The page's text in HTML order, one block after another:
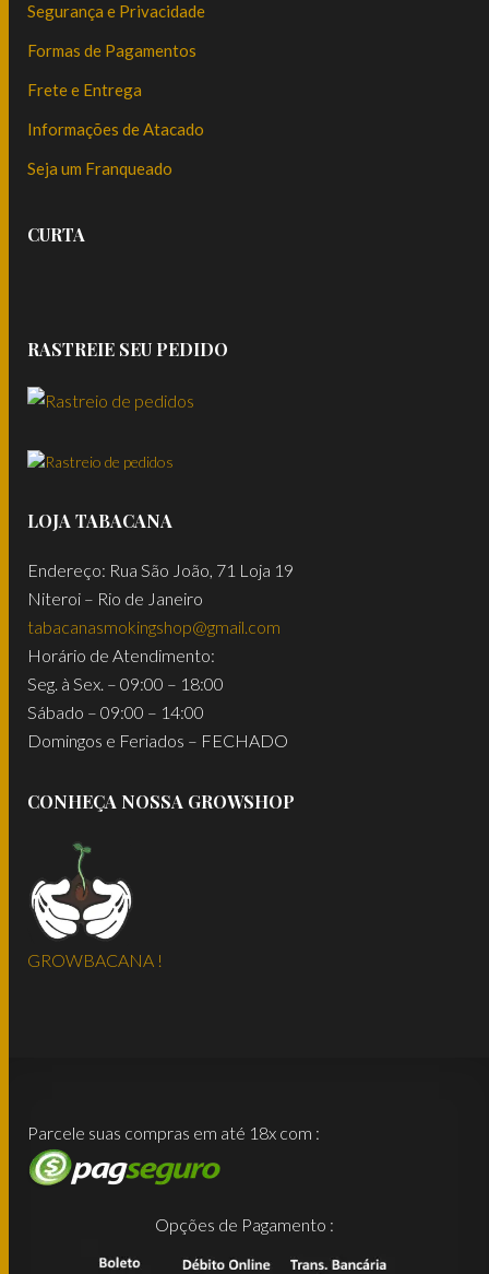
Segurança e Privacidade
Formas de Pagamentos
Frete e Entrega
Informações de Atacado
Seja um Franqueado
CURTA
RASTREIE SEU PEDIDO
LOJA TABACANA
Endereço: Rua São João, 71 Loja 19
Niteroi – Rio de Janeiro
tabacanasmokingshop@gmail.com
Horário de Atendimento:
Seg. à Sex. – 09:00 – 18:00
Sábado – 09:00 – 14:00
Domingos e Feriados – FECHADO
CONHEÇA NOSSA GROWSHOP
GROWBACANA !
Parcele suas compras em até 18x com :
Opções de Pagamento :